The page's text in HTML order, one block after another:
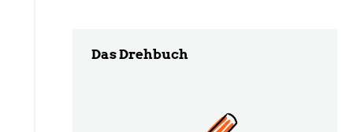
Das Drehbuch